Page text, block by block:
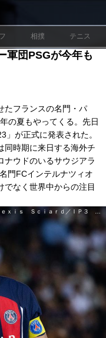
相撲 テニス
軍団PSGが今年も
たフランスの名門・パ
の夏もやってくる。先日
」が正式に発表された。
同時期に来日する海外チ
ナウドのいるサウジアラ
門FCインテルナツィオ
でなく世界中からの注目
PSG所属のフランス代表FWキリアン・エムバペ ©Ａｌｅｘｉｓ Ｓｃｉａｒｄ／ＩＰ３ ｖｉａ ＺＵＭＡ Ｐｒｅｓｓ／共同通信イメージズ